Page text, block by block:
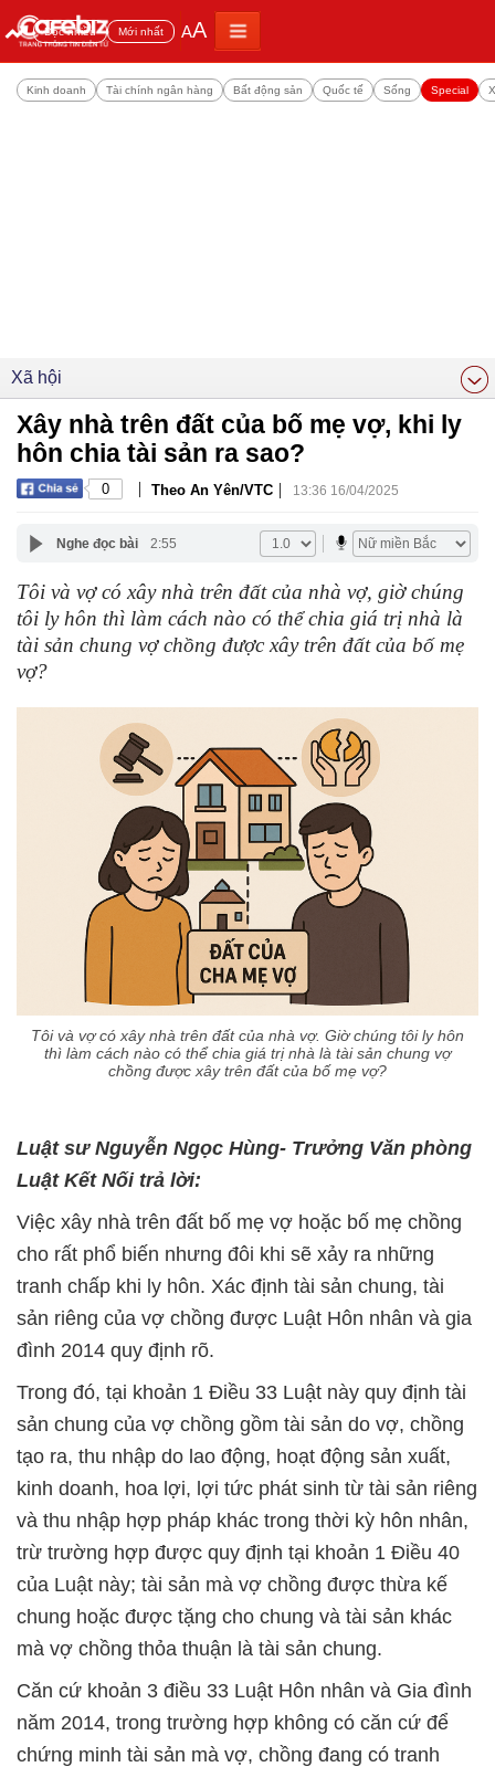
Đọc nhiều Mới nhất AA
Kinh doanh Tài chính ngân hàng Bất động sản Quốc tế Sống Special
Xã hội
Xây nhà trên đất của bố mẹ vợ, khi ly
hôn chia tài sản ra sao?
0 | Theo An Yên/VTC | 13:36 16/04/2025
Nghe đọc bài 2:55
Tôi và vợ có xây nhà trên đất của nhà vợ, giờ chúng
tôi ly hôn thì làm cách nào có thể chia giá trị nhà là
tài sản chung vợ chồng được xây trên đất của bố mẹ
vợ?
Tôi và vợ có xây nhà trên đất của nhà vợ. Giờ chúng tôi ly hôn
thì làm cách nào có thể chia giá trị nhà là tài sản chung vợ
chồng được xây trên đất của bố mẹ vợ?
Luật sư Nguyễn Ngọc Hùng- Trưởng Văn phòng
Luật Kết Nối trả lời:
Việc xây nhà trên đất bố mẹ vợ hoặc bố mẹ chồng
cho rất phổ biến nhưng đôi khi sẽ xảy ra những
tranh chấp khi ly hôn. Xác định tài sản chung, tài
sản riêng của vợ chồng được Luật Hôn nhân và gia
đình 2014 quy định rõ.
Trong đó, tại khoản 1 Điều 33 Luật này quy định tài
sản chung của vợ chồng gồm tài sản do vợ, chồng
tạo ra, thu nhập do lao động, hoạt động sản xuất,
kinh doanh, hoa lợi, lợi tức phát sinh từ tài sản riêng
và thu nhập hợp pháp khác trong thời kỳ hôn nhân,
trừ trường hợp được quy định tại khoản 1 Điều 40
của Luật này; tài sản mà vợ chồng được thừa kế
chung hoặc được tặng cho chung và tài sản khác
mà vợ chồng thỏa thuận là tài sản chung.
Căn cứ khoản 3 điều 33 Luật Hôn nhân và Gia đình
năm 2014, trong trường hợp không có căn cứ để
chứng minh tài sản mà vợ, chồng đang có tranh